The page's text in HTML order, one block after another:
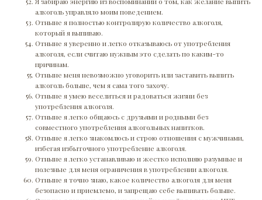
алкоголь управляло моим поведением.
Отныне я полностью контролирую количество алкоголя,
который я выпиваю.
Отныне я уверенно и легко отказываюсь от употребления
алкоголя, если считаю нужным это сделать по каким-то
причинам.
Отныне меня невозможно уговорить или заставить выпить
алкоголь больше, чем я сама того захочу.
Отныне я умею веселиться и радоваться жизни без
употребления алкоголя.
Отныне я легко общаюсь с друзьями и родными без
совместного употребления алкогольных напитков.
Отныне я легко знакомлюсь и строю отношения с мужчинами,
избегая избыточного употребление алкоголя.
Отныне я легко устанавливаю и жестко исполняю разумные и
полезные для меня ограничения в употреблении алкоголя.
Отныне я точно знаю, какое количество алкоголя для меня
безопасно и приемлемо, и запрещаю себе выпивать больше.